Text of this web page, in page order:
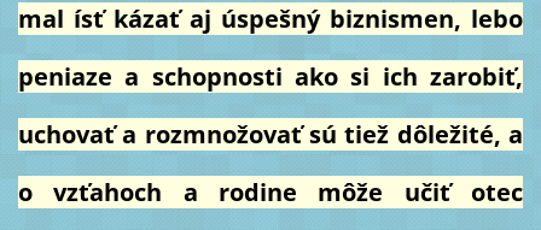
mal ísť kázať aj úspešný biznismen, lebo
peniaze a schopnosti ako si ich zarobiť,
uchovať a rozmnožovať sú tiež dôležité, a
o vzťahoch a rodine môže učiť otec